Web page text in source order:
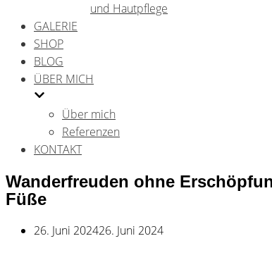
und Hautpflege
GALERIE
SHOP
BLOG
ÜBER MICH
Über mich
Referenzen
KONTAKT
Wanderfreuden ohne
Füße
26. Juni 202426. Juni 2024